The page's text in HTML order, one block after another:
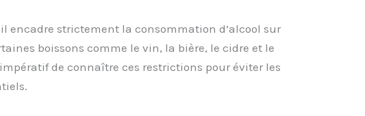
encadre strictement la consommation d’alcool sur
boissons comme le vin, la bière, le cidre et le
de connaître ces restrictions pour éviter les